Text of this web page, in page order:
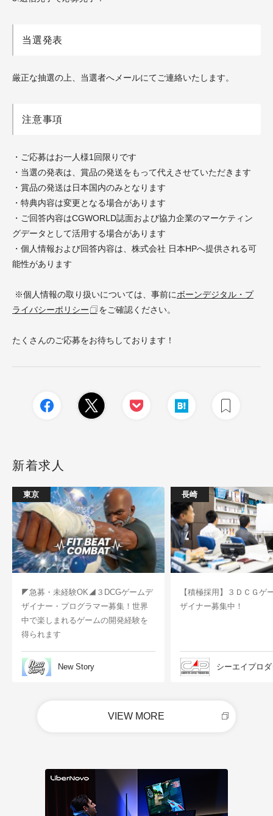
当選発表
厳正な抽選の上、当選者へメールにてご連絡いたします。
注意事項
・ご応募はお一人様1回限りです
・当選の発表は、賞品の発送をもって代えさせていただきます
・賞品の発送は日本国内のみとなります
・特典内容は変更となる場合があります
・ご回答内容はCGWORLD誌面および協力企業のマーケティン
グデータとして活用する場合があります
・個人情報および回答内容は、株式会社 日本HPへ提供される可
能性があります
※個人情報の取り扱いについては、事前にボーンデジタル・プ
ライバシーポリシー
をご確認ください。
たくさんのご応募をお待ちしております！
新着求人
東京
◤急募・未経験OK◢３DCGゲームデ
ザイナー・プログラマー募集！世界
中で楽しまれるゲームの開発経験を
得られます
New Story
長崎
【積極採用】３ＤＣＧゲ
ザイナー募集中！
シーエイプロ
VIEW MORE